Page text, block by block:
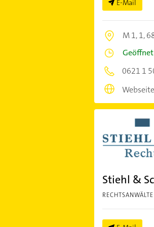
E-Mail
M 1, 1,
Geöffnet
0621 1
Webseite
Stiehl &
RECHTSANWÄLTE